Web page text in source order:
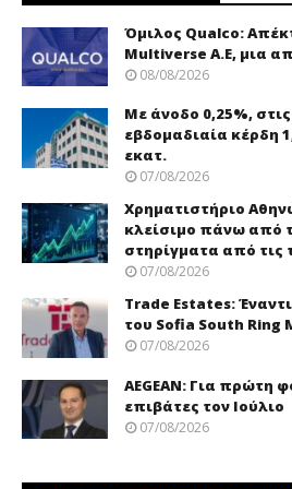
Όμιλος Qualco:
Multiverse A.E, μια
08/08/2026
Με άνοδο 0,25%,
εβδομαδιαία κέρδη
εκατ.
07/08/2026
Χρηματιστήριο
κλείσιμο πάνω από
στηρίγματα από τις
07/08/2026
Trade Εstates:
του Sofia South Ring
07/08/2026
AEGEAN: Για πρώτη
επιβάτες τον Ιούλιο
07/08/2026